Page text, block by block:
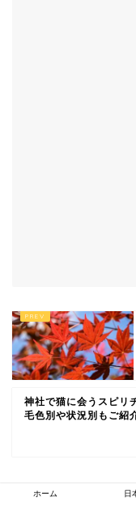
神社で猫に会うスピリ
毛色別や状況別もご紹
ホーム 日